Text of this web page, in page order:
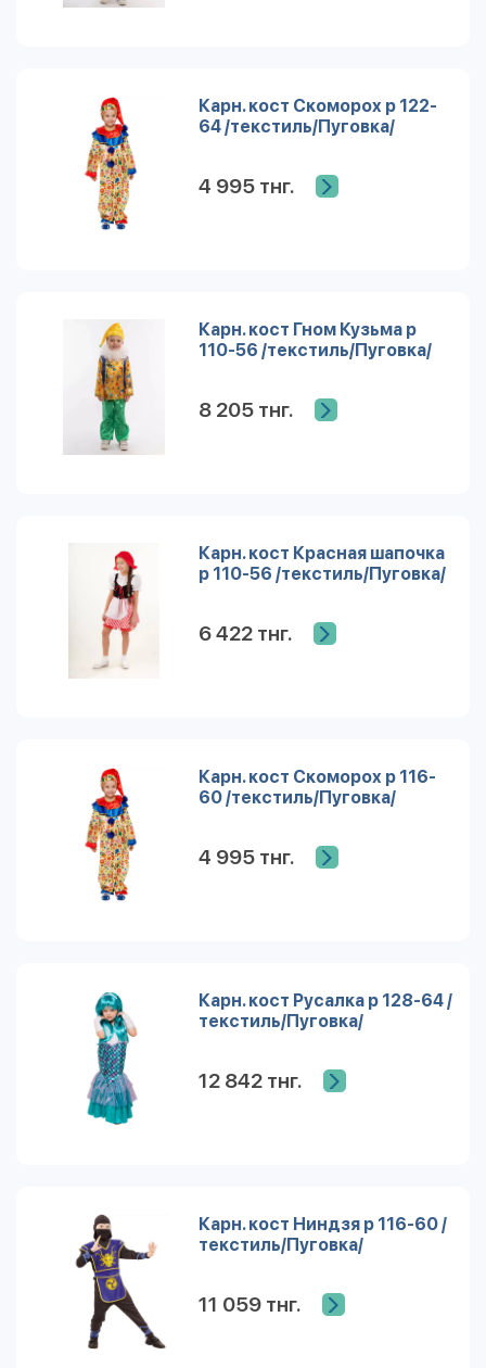
Карн. кост Скоморох р 122-
64 /текстиль/Пуговка/
4 995 тнг.
Карн. кост Гном Кузьма р
110-56 /текстиль/Пуговка/
8 205 тнг.
Карн. кост Красная шапочка
р 110-56 /текстиль/Пуговка/
6 422 тнг.
Карн. кост Скоморох р 116-
60 /текстиль/Пуговка/
4 995 тнг.
Карн. кост Русалка р 128-64 /
текстиль/Пуговка/
12 842 тнг.
Карн. кост Ниндзя р 116-60 /
текстиль/Пуговка/
11 059 тнг.